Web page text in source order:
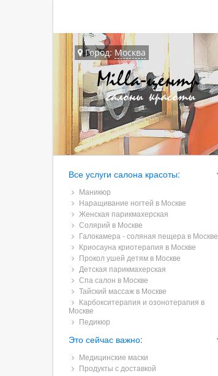
Город: Москва
Все услуги салона красоты:
Маникюр
Наращивание ногтей в Москве
Женская парикмахерская
Солярий в Москве
Галокамера - соляная пещера в Москве
Криосауна криотерапия в Москве
Прокол ушей детям в Москве
Детская парикмахерская
Спа салон в Москве
Тайский массаж в Москве
Карбокситерапия и озонотерапия в
Москве
Педикюр
Это сейчас важно:
Медицинские маски
Продукты с доставкой